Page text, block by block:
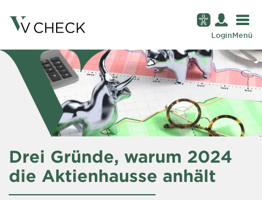
LoginMenü
Drei Gründe, warum 2024
die Aktienhausse anhält